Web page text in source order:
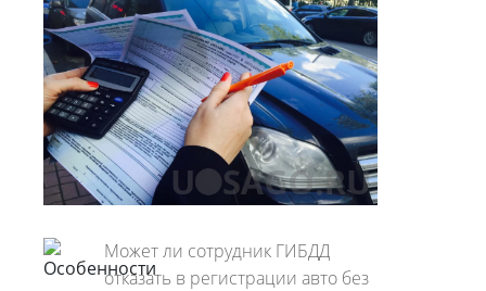
Может ли сотрудник ГИБДД
отказать в регистрации авто без